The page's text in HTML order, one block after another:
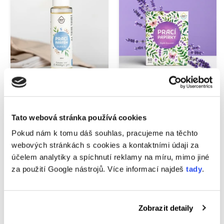
Tato webová stránka používá cookies
Pokud nám k tomu dáš souhlas, pracujeme na těchto
webových stránkách s cookies a kontaktními údaji za
účelem analytiky a spíchnutí reklamy na míru, mimo jiné
za použití Google nástrojů. Více informací najdeš tady.
Zobrazit detaily
Skladom,
doručíme do 11. 8.
€19,95
€0,19/kus
Prací parfum EcoHaus
Produkt nie je
skladom
€25,95
€0,43/kus
Pracie papieriky